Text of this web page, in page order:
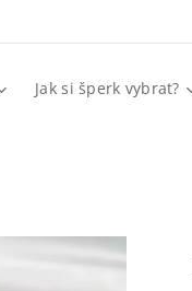
Jak si šperk vybrat?